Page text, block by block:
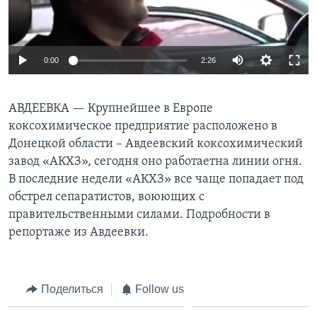
Learning English
СОЦИАЛЬНЫЕ СЕТИ
Языки
0:00 2:26
АВДЕЕВКА — Крупнейшее в Европе
коксохимическое предприятие расположено в
Донецкой области – Авдеевский коксохимический
завод «АКХЗ», сегодня оно работаетна линии огня.
В последние недели «АКХЗ» все чаще попадает под
обстрел сепаратистов, воюющих с
правительственными силами. Подробности в
репортаже из Авдеевки.
Поделиться Follow us